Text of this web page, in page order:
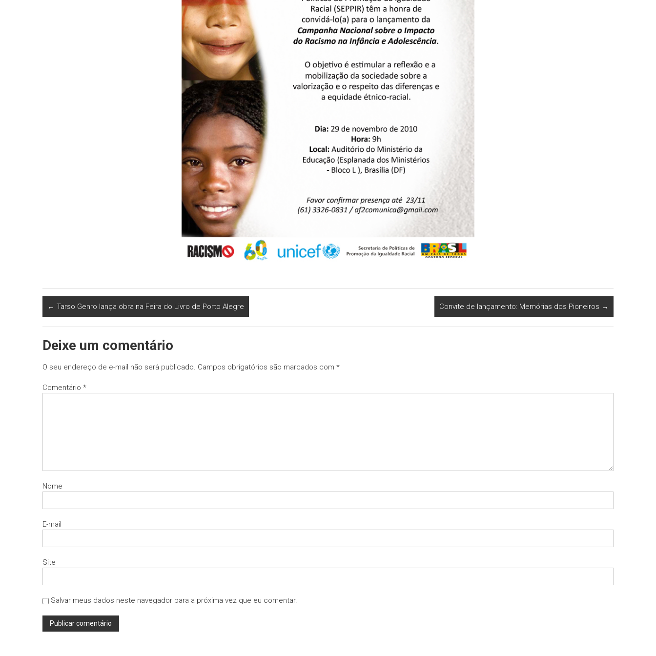
← Tarso Genro lança obra na Feira do Livro de Porto Alegre Convite de lançamento: Memórias dos Pioneiros →
Deixe um comentário
O seu endereço de e-mail não será publicado. Campos obrigatórios são marcados com *
Comentário *
Nome
E-mail
Site
Salvar meus dados neste navegador para a próxima vez que eu comentar.